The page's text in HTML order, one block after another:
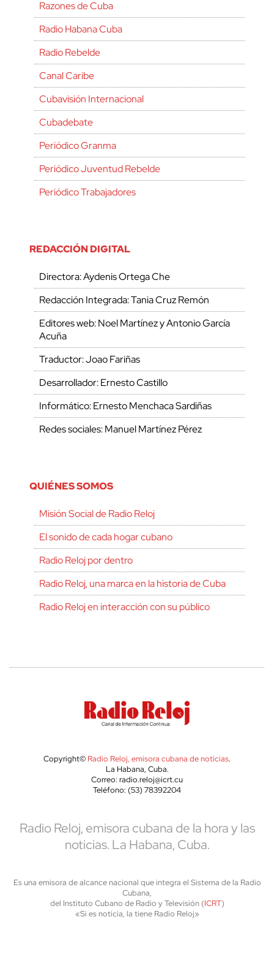
Razones de Cuba
Radio Habana Cuba
Radio Rebelde
Canal Caribe
Cubavisión Internacional
Cubadebate
Periódico Granma
Periódico Juventud Rebelde
Periódico Trabajadores
REDACCIÓN DIGITAL
Directora: Aydenis Ortega Che
Redacción Integrada: Tania Cruz Remón
Editores web: Noel Martínez y Antonio García
Acuña
Traductor: Joao Fariñas
Desarrollador: Ernesto Castillo
Informático: Ernesto Menchaca Sardiñas
Redes sociales: Manuel Martínez Pérez
QUIÉNES SOMOS
Misión Social de Radio Reloj
El sonido de cada hogar cubano
Radio Reloj por dentro
Radio Reloj, una marca en la historia de Cuba
Radio Reloj en interacción con su público
Copyright© Radio Reloj, emisora cubana de noticias.
La Habana, Cuba.
Correo: radio.reloj@icrt.cu
Teléfono: (53) 78392204
Radio Reloj, emisora cubana de la hora y las
noticias. La Habana, Cuba.
Es una emisora de alcance nacional que integra el Sistema de la Radio
Cubana,
del Instituto Cubano de Radio y Televisión (ICRT)
«Si es noticia, la tiene Radio Reloj»